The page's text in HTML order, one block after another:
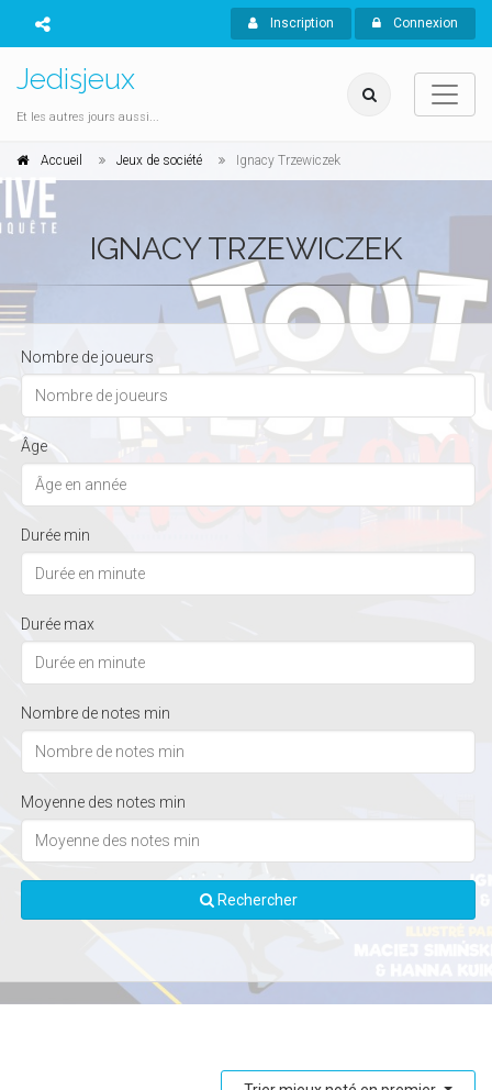
Inscription Connexion
Jedisjeux
Et les autres jours aussi...
Accueil Jeux de société Ignacy Trzewiczek
IGNACY TRZEWICZEK
Nombre de joueurs
Âge
Durée min
Durée max
Nombre de notes min
Moyenne des notes min
Rechercher